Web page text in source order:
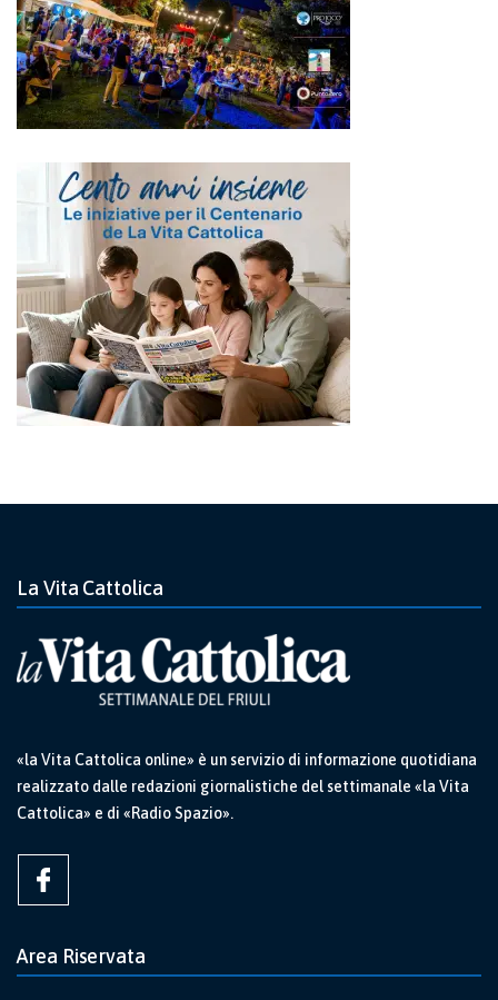
La Vita Cattolica
«la Vita Cattolica online» è un servizio di informazione quotidiana
realizzato dalle redazioni giornalistiche del settimanale «la Vita
Cattolica» e di «Radio Spazio».
Area Riservata